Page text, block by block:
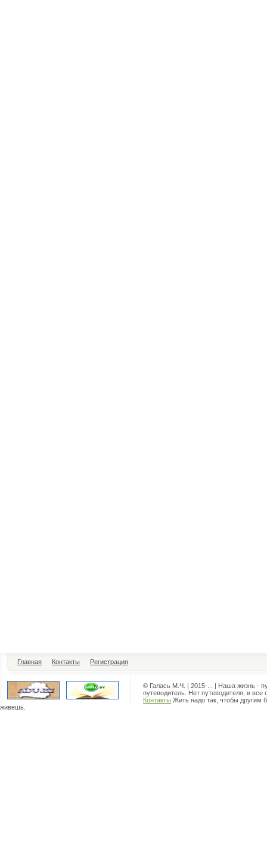
Главная Контакты Регистрация
© Галась М.Ч. | 2015-... | Наша жизнь -
путеводитель. Нет путеводителя, и все
Контакты Жить надо так, чтобы другим
живешь.